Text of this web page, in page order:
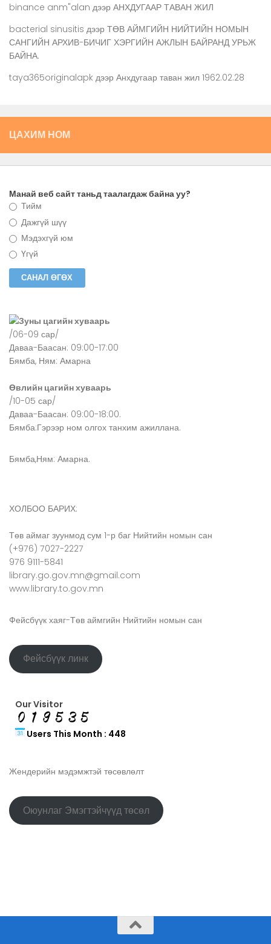
binance anm"alan дээр АНХДУГААР ТАВАН ЖИЛ
bacterial sinusitis дээр ТӨВ АЙМГИЙН НИЙТИЙН НОМЫН
САНГИЙН АРХИВ-БИЧИГ ХЭРГИЙН АЖЛЫН БАЙРАНД УРЬЖ
БАЙНА.
taya365originalapk дээр Анхдугаар таван жил 1962.02.28
ЦАХИМ НОМ
Манай веб сайт таньд таалагдаж байна уу?
Тийм
Дажгүй шүү
Мэдэхгүй юм
Үгүй
Зуны цагийн хуваарь
/06-09 сар/
Даваа-Баасан: 09:00-17:00
Бямба, Ням: Амарна
Өвлийн цагийн хуваарь
/10-05 сар/
Даваа-Баасан: 09:00-18:00.
Бямба:Гэрээр ном олгох танхим ажиллана.
Бямба,Ням: Амарна.
ХОЛБОО БАРИХ:
Төв аймаг зуунмод сум 1-р баг Нийтийн номын сан
(+976) 7027-2227
976 9111-5841
library.go.gov.mn@gmail.com
www.library.to.gov.mn
Фейсбүүк хаяг-Төв аймгийн Нийтийн номын сан
Фейсбүүк линк
Our Visitor
Users This Month : 448
Жендерийн мэдэмжтэй төсөвлөлт
Оюунлаг Эмэгтэйчүүд төсөл